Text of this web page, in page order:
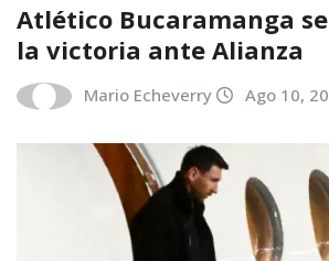
Atlético Bucaramanga
la victoria ante Alianza
Mario Echeverry Ago 10,